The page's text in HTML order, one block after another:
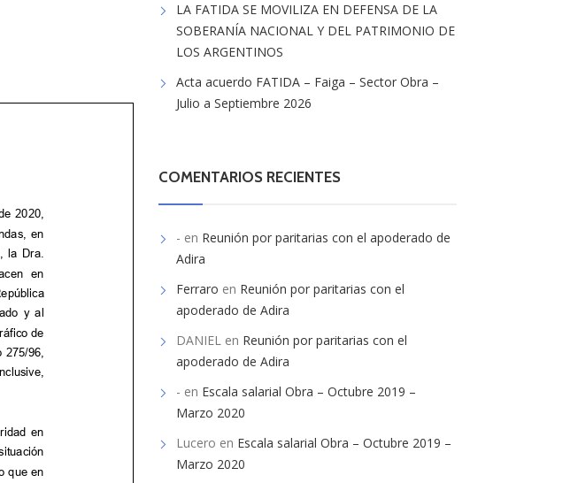
LA FATIDA SE MOVILIZA EN DEFENSA DE LA
SOBERANÍA NACIONAL Y DEL PATRIMONIO DE
LOS ARGENTINOS
Acta acuerdo FATIDA – Faiga – Sector Obra –
Julio a Septiembre 2026
COMENTARIOS RECIENTES
- en Reunión por paritarias con el apoderado de
Adira
Ferraro en Reunión por paritarias con el
apoderado de Adira
DANIEL en Reunión por paritarias con el
apoderado de Adira
- en Escala salarial Obra – Octubre 2019 –
Marzo 2020
Lucero en Escala salarial Obra – Octubre 2019 –
Marzo 2020